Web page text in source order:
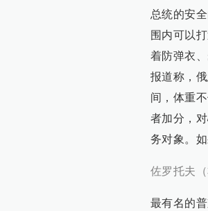
总统的安
围内可以
着防弹衣
报道称，
间，体重
者加分，
务对象。
佐罗托夫
最有名的